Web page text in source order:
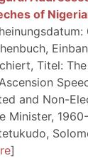
of
Titel:
and Non-
Minister,